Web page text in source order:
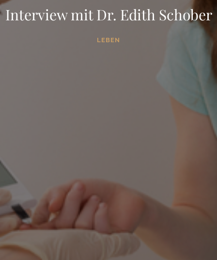
Interview mit Dr. Edith Schober
LEBEN